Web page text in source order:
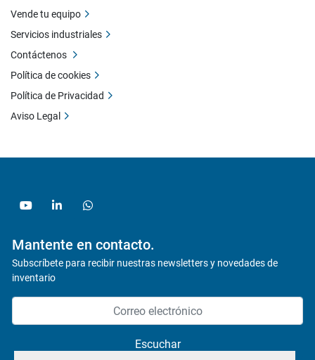
youtubelinkedinwhatsapp
Mantente en contacto.
Subscríbete para recibir nuestras newsletters y novedades de
inventario
Escuchar
Vende tu equipo
Servicios industriales
Contáctenos
Política de cookies
Política de Privacidad
Aviso Legal